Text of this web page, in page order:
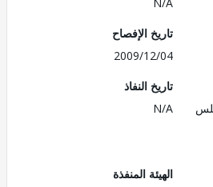
تاريخ الإفصاح
2009/12/04
تاريخ النفاذ
N/A
الهيئة المنفذة